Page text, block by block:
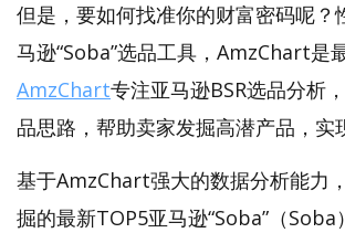
但是，要如何找准你的财富密码呢？
马逊“Soba”选品工具，AmzChart是
AmzChart专注亚马逊BSR选品分析
品思路，帮助卖家发掘高潜产品，实
基于AmzChart强大的数据分析能力
掘的最新TOP5亚马逊“Soba”（Soba